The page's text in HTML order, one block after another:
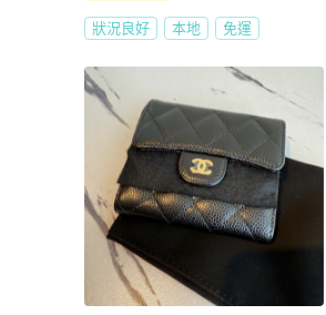
狀況良好 本地 免運